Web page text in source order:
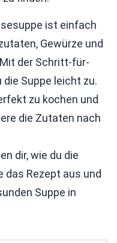
ist einfach
Gewürze und
der Schritt-für-
Suppe leicht zu.
zu kochen und
die Zutaten nach
dir, wie du die
das Rezept aus und
Suppe in